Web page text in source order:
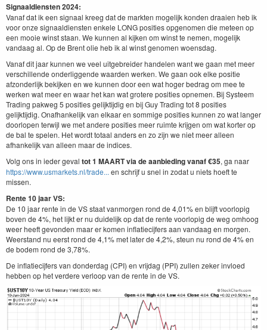
Signaaldiensten 2024:
Vanaf dat ik een signaal kreeg dat de markten mogelijk konden draaien heb ik
voor onze signaaldiensten enkele LONG posities opgenomen die meteen op
een mooie winst staan. We kunnen al kijken om winst te nemen, mogelijk
vandaag al. Op de Brent olie heb ik al winst genomen woensdag.
Vanaf dit jaar kunnen we veel uitgebreider handelen want we gaan met meer
verschillende onderliggende waarden werken. We gaan ook elke positie
afzonderlijk bekijken en we kunnen door een wat hoger bedrag om mee te
werken wat meer en waar het kan wat grotere posities opnemen. Bij Systeem
Trading pakweg 5 posities gelijktijdig en bij Guy Trading tot 8 posities
gelijktijdig. Onafhankelijk van elkaar en sommige posities kunnen zo wat langer
doorlopen terwijl we met andere posities meer ruimte krijgen om wat korter op
de bal te spelen. Het wordt totaal anders en zo zijn we niet meer alleen
afhankelijk van alleen maar de indices.
Volg ons in ieder geval tot 1 MAART via de aanbieding vanaf €35, ga naar
https://www.usmarkets.nl/trade... en schrijf u snel in zodat u niets hoeft te
missen.
Rente 10 jaar VS:
De 10 jaar rente in de VS staat vanmorgen rond de 4,01% en blijft voorlopig
boven de 4%, het lijkt er nu duidelijk op dat de rente voorlopig de weg omhoog
weer heeft gevonden maar er komen inflatiecijfers aan vandaag en morgen.
Weerstand nu eerst rond de 4,1% met later de 4,2%, steun nu rond de 4% en
de bodem rond de 3,78%.
De inflatiecijfers van donderdag (CPI) en vrijdag (PPI) zullen zeker invloed
hebben op het verdere verloop van de rente in de VS.